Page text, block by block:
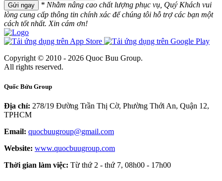
Gửi ngay
* Nhằm nâng cao chất lượng phục vụ, Quý Khách vui
lòng cung cấp thông tin chính xác để chúng tôi hỗ trợ các bạn một
cách tốt nhất. Xin cám ơn!
Copyright © 2010 - 2026 Quoc Buu Group.
All rights reserved.
Quốc Bửu Group
Địa chỉ: 278/19 Đường Trần Thị Cờ, Phường Thới An, Quận 12,
TPHCM
Email: quocbuugroup@gmail.com
Website: www.quocbuugroup.com
Thời gian làm việc: Từ thứ 2 - thứ 7, 08h00 - 17h00